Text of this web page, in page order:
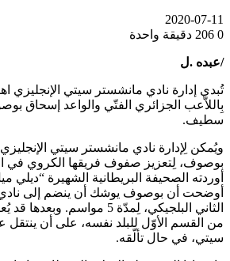
2020-07-11
0
دقيقة واحدة
/عبده .ل
تُبدي إدارة نادي مانشستر سيتي الإنجليزي
بِاللاّعب الجزائري الفتّي والواعد إسحاق
سطيف.
ويُمكن لِإدارة نادي مانشستر سيتي
بوصوف، لِتعزيز صفوف فريقها الكروي في
أوردته الصحيفة البريطانية الشهيرة “ديلي
أوضحت أن بوصوف يوشك أن ينضم إلى
الثاني البلجيكي، لِمدّة 5
من القسم الأوّل للبلد نفسه، على أن
سيتي، في حال تألّقه.